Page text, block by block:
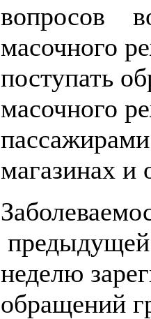
вопросов
масочного
поступать
масочного
магазинах и
неделю
обращений